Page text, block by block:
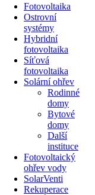
Fotovoltaika
Ostrovní
systémy
Hybridní
fotovoltaika
Síťová
fotovoltaika
Solární ohřev
Rodinné
domy
Bytové
domy
Další
instituce
Fotovoltaický
ohřev vody
SolarVenti
Rekuperace